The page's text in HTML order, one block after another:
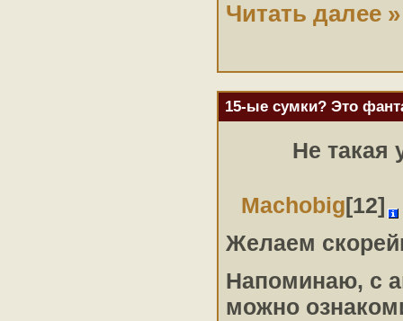
Читать далее »
15-ые сумки? Это
Не такая
Machobig[12]
Желаем
Напоминаю, с
можно